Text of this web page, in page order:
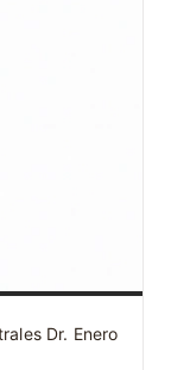
Dr. Enero